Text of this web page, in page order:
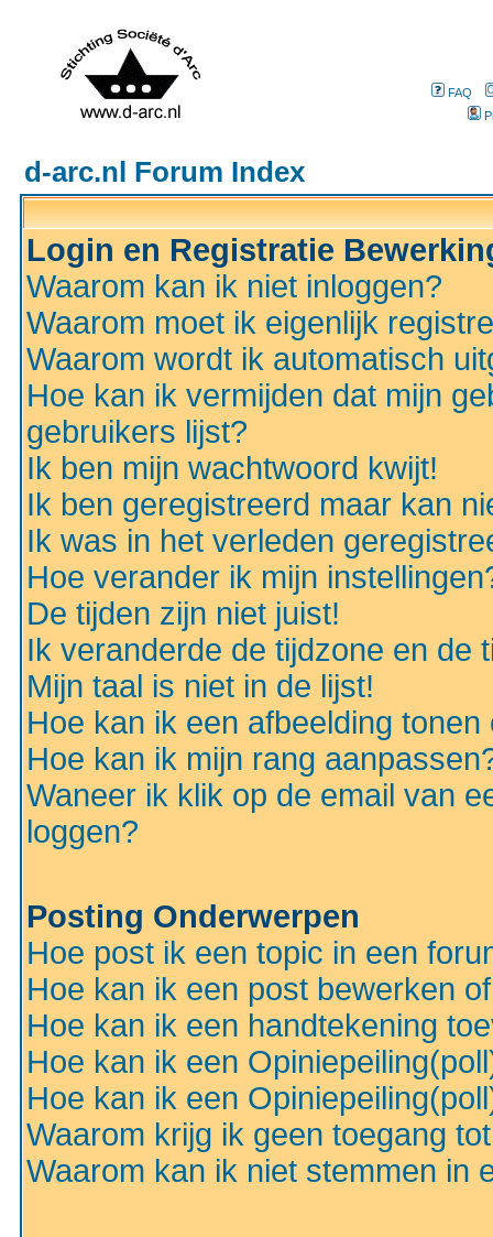
FAQ
d-arc.nl Forum Index
Login en Registratie
Waarom kan ik niet inloggen?
Waarom moet ik eigenlijk
Waarom wordt ik automatisch
Hoe kan ik vermijden dat mijn
gebruikers lijst?
Ik ben mijn wachtwoord kwijt!
Ik ben geregistreerd maar kan
Ik was in het verleden
Hoe verander ik mijn
De tijden zijn niet juist!
Ik veranderde de tijdzone en de
Mijn taal is niet in de lijst!
Hoe kan ik een afbeelding
Hoe kan ik mijn rang
Waneer ik klik op de email van
loggen?
Posting Onderwerpen
Hoe post ik een topic in een
Hoe kan ik een post bewerken
Hoe kan ik een handtekening
Hoe kan ik een
Hoe kan ik een
Waarom krijg ik geen toegang
Waarom kan ik niet stemmen in